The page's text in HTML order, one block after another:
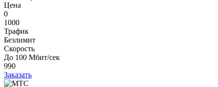
Цена
0
1000
Трафик
Безлимит
Скорость
До 100 Мбит/сек
990
Заказать